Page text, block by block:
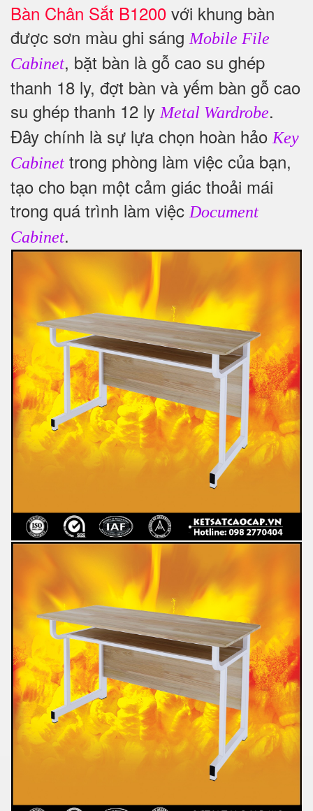
Bàn Chân Sắt B1200 với khung bàn
được sơn màu ghi sángMobile File
Cabinet, bặt bàn là gỗ cao su ghép
thanh 18 ly, đợt bàn và yếm bàn gỗ cao
su ghép thanh 12 lyMetal Wardrobe.
Đây chính là sự lựa chọn hoàn hảoKey
Cabinet trong phòng làm việc của bạn,
tạo cho bạn một cảm giác thoải mái
trong quá trình làm việcDocument
Cabinet.